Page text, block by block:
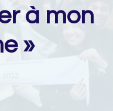
à mon
»